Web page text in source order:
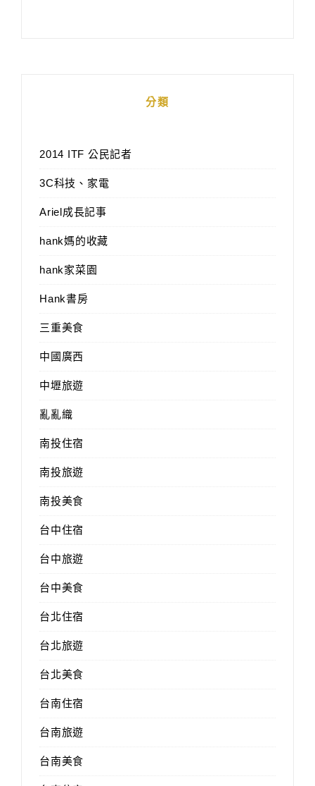
分類
2014 ITF 公民記者
3C科技、家電
Ariel成長記事
hank媽的收藏
hank家菜園
Hank書房
三重美食
中國廣西
中壢旅遊
亂亂織
南投住宿
南投旅遊
南投美食
台中住宿
台中旅遊
台中美食
台北住宿
台北旅遊
台北美食
台南住宿
台南旅遊
台南美食